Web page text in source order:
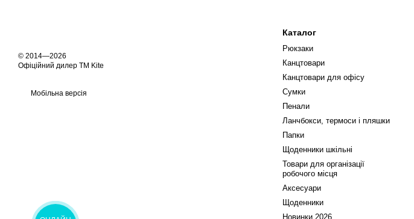
© 2014—2026
Офіційний дилер ТМ Kite
Мобільна версія
Каталог
Рюкзаки
Канцтовари
Канцтовари для офісу
Сумки
Пенали
Ланчбокси, термоси і пляшки
Папки
Щоденники шкільні
Товари для організації
робочого місця
Аксесуари
Щоденники
Новинки 2026